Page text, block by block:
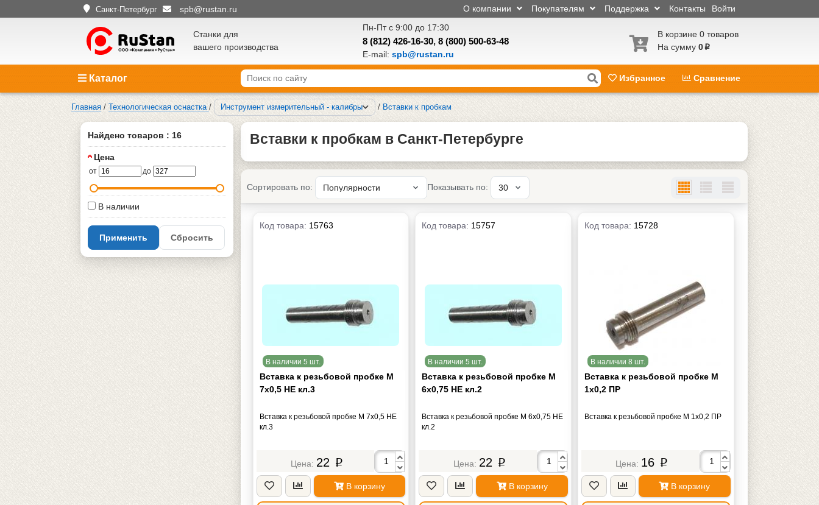
Санкт-Петербург spb@rustan.ru Войти
Контакты
Поддержка
Покупателям
О компании
Станки для
вашего производства
Пн-Пт с 9:00 до 17:30
8 (812) 426-16-30, 8 (800) 500-63-48
E-mail: spb@rustan.ru
В корзине 0 товаров
На сумму 0 p
Каталог Избранное Сравнение
Главная / Технологическая оснастка / Инструмент измерительный - калибры / Вставки к пробкам
Вставки к пробкам в Санкт-Петербурге
Найдено товаров : 16
Цена
от до
В наличии
Применить Сбросить
Сортировать по: Показывать по:
Код товара: 15763
В наличии 5 шт.
Вставка к резьбовой пробке М
7х0,5 НЕ кл.3
Вставка к резьбовой пробке М 7х0,5 НЕ
кл.3
22 p
В корзину
Код товара: 15757
В наличии 5 шт.
Вставка к резьбовой пробке М
6х0,75 НЕ кл.2
Вставка к резьбовой пробке М 6х0,75 НЕ
кл.2
22 p
В корзину
Код товара: 15728
В наличии 8 шт.
Вставка к резьбовой пробке М
1х0,2 ПР
Вставка к резьбовой пробке М 1х0,2 ПР
16 p
В корзину